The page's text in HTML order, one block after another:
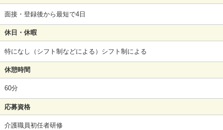
面接・登録後から最短で4日
休日・休暇
特になし（シフト制などによる）シフト制による
休憩時間
60分
応募資格
介護職員初任者研修